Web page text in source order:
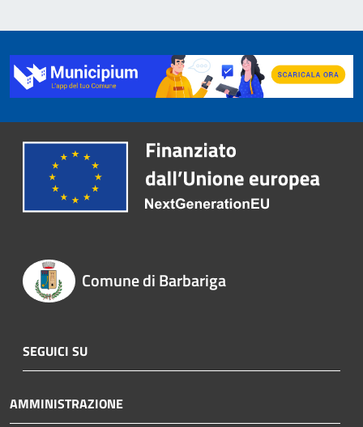
Comune di Barbariga
SEGUICI SU
AMMINISTRAZIONE